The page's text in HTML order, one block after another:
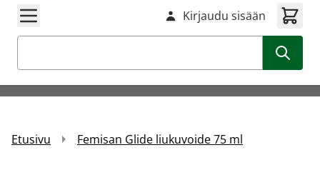
Kirjaudu sisään
Etusivu Femisan Glide liukuvoide 75 ml